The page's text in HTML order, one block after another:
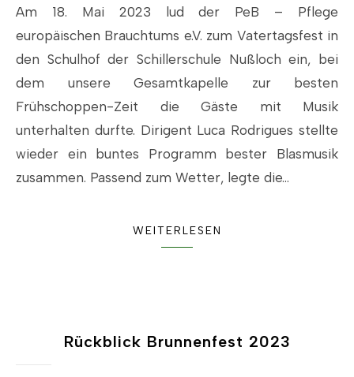
Am 18. Mai 2023 lud der PeB – Pflege
europäischen Brauchtums e.V. zum Vatertagsfest in
den Schulhof der Schillerschule Nußloch ein, bei
dem unsere Gesamtkapelle zur besten
Frühschoppen-Zeit die Gäste mit Musik
unterhalten durfte. Dirigent Luca Rodrigues stellte
wieder ein buntes Programm bester Blasmusik
zusammen. Passend zum Wetter, legte die…
WEITERLESEN
Rückblick Brunnenfest 2023